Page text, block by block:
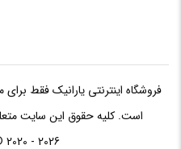
فروشگاه اینترنتی یارانیک فقط
است. کلیه حقوق این سایت
- 2026